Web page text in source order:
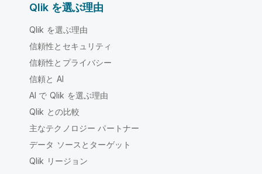
Qlik を選ぶ理由
Qlik を選ぶ理由
信頼性とセキュリティ
信頼性とプライバシー
信頼と AI
AI で Qlik を選ぶ理由
Qlik との比較
主なテクノロジー パートナー
データ ソースとターゲット
Qlik リージョン